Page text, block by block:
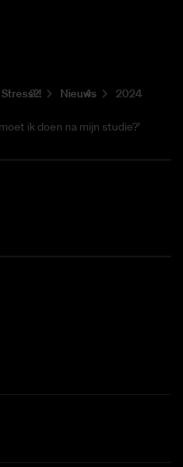
Nieuws
2024
ik doen na mijn studie?’